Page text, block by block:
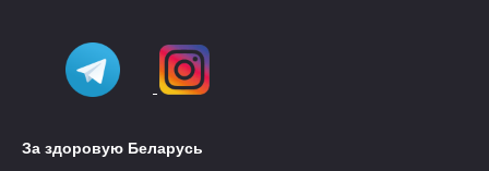
За здоровую Беларусь